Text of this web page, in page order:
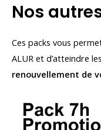
Nos
Ces packs vous
ALUR et d’atteindre les
renouvellement de